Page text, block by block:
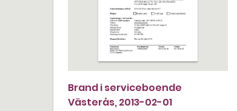
Brand i serviceboende
Västerås, 2013-02-01